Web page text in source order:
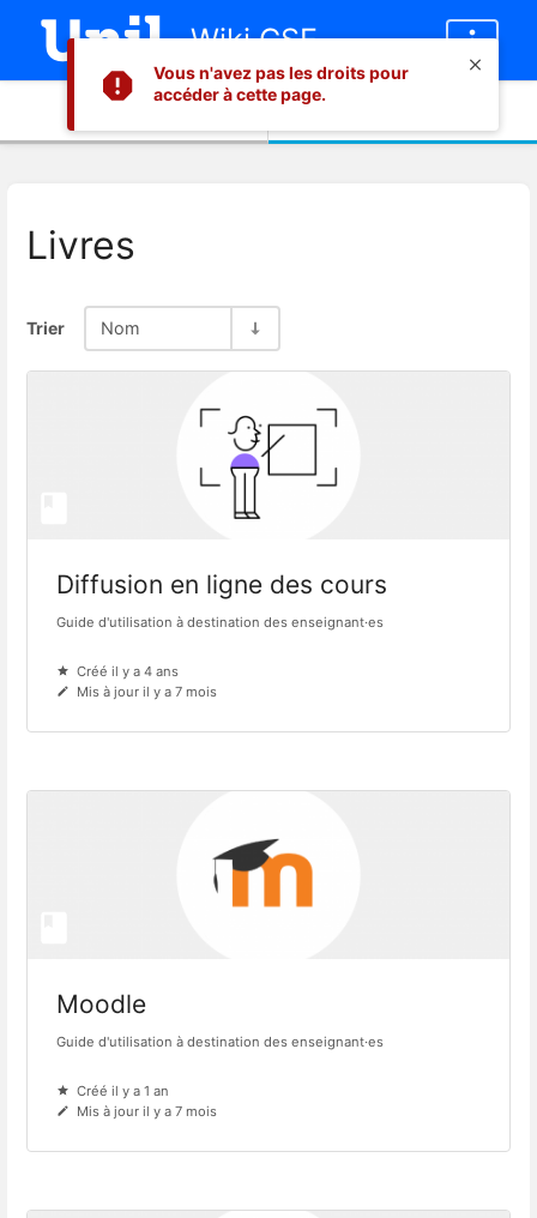
Vous n'avez pas les droits pour
accéder à cette page.
Wiki CSE
Livres
Trier Nom
Diffusion en ligne des cours
Guide d'utilisation à destination des enseignant·es
Créé il y a 4 ans
Mis à jour il y a 7 mois
Moodle
Guide d'utilisation à destination des enseignant·es
Créé il y a 1 an
Mis à jour il y a 7 mois